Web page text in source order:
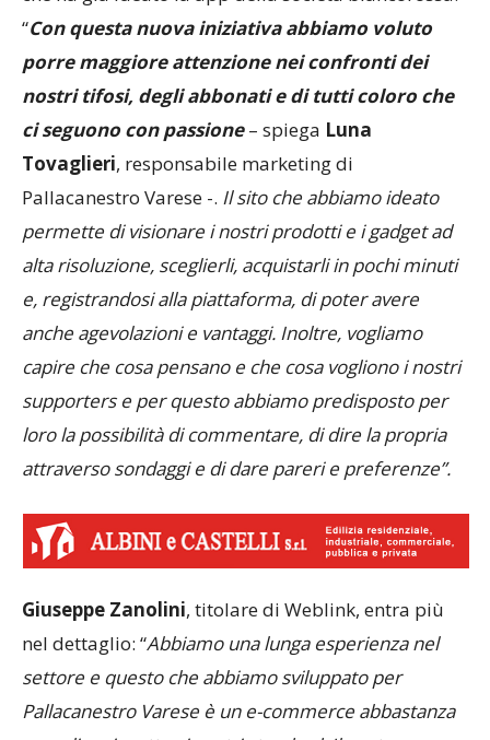
“Con questa nuova iniziativa abbiamo voluto
porre maggiore attenzione nei confronti dei
nostri tifosi, degli abbonati e di tutti coloro che
ci seguono con passione– spiega Luna
Tovaglieri, responsabile marketing di
Pallacanestro Varese -. Il sito che abbiamo ideato
permette di visionare i nostri prodotti e i gadget ad
alta risoluzione, sceglierli, acquistarli in pochi minuti
e, registrandosi alla piattaforma, di poter avere
anche agevolazioni e vantaggi. Inoltre, vogliamo
capire che cosa pensano e che cosa vogliono i nostri
supporters e per questo abbiamo predisposto per
loro la possibilità di commentare, di dire la propria
attraverso sondaggi e di dare pareri e preferenze”.
Giuseppe Zanolini, titolare di Weblink, entra più
nel dettaglio: “Abbiamo una lunga esperienza nel
settore e questo che abbiamo sviluppato per
Pallacanestro Varese è un e-commerce abbastanza